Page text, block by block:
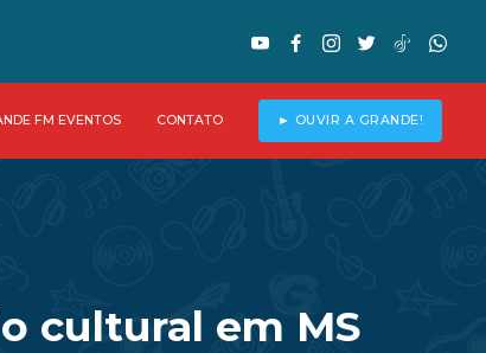
FM EVENTOS CONTATO ► OUVIR A GRANDE!
cultural em MS